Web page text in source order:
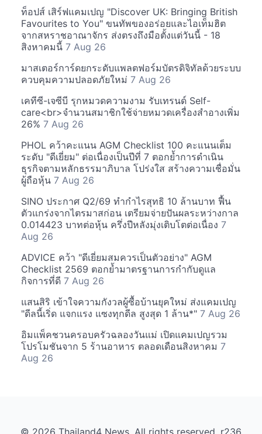
ท็อปส์ เสิร์ฟแคมเปญ "Discover UK: Bringing British
Favourites to You" ขนทัพของอร่อยและไอเท็มฮิต
จากสหราชอาณาจักร ส่งตรงถึงมือตั้งแต่วันนี้ - 18
สิงหาคมนี้ 7 Aug 26
มาสเตอร์การ์ดยกระดับแพลตฟอร์มบัตรดิจิทัลด้วยระบบ
ควบคุมความปลอดภัยใหม่ 7 Aug 26
เคทีซี-เจซีบี รุกหมวดความงาม รับเทรนด์ Self-
care<br>จำนวนสมาชิกใช้จ่ายหมวดเครื่องสำอางเพิ่ม
26% 7 Aug 26
PHOL คว้าคะแนน AGM Checklist 100 คะแนนเต็ม
ระดับ "ดีเยี่ยม" ต่อเนื่องเป็นปีที่ 7 ตอกย้ำการดำเนิน
ธุรกิจตามหลักธรรมาภิบาล โปร่งใส สร้างความเชื่อมั่น
ผู้ถือหุ้น 7 Aug 26
SINO ประกาศ Q2/69 ทำกำไรสุทธิ 10 ล้านบาท ฟื้น
ตัวแกร่งจากไตรมาสก่อน เตรียมจ่ายปันผลระหว่างกาล
0.014423 บาทต่อหุ้น ครึ่งปีหลังมุ่งเติบโตต่อเนื่อง 7
Aug 26
ADVICE คว้า "ดีเยี่ยมสมควรเป็นตัวอย่าง" AGM
Checklist 2569 ตอกย้ำมาตรฐานการกำกับดูแล
กิจการที่ดี 7 Aug 26
แสนสิริ เข้าใจความกังวลผู้ซื้อบ้านยุคใหม่ ส่งแคมเปญ
"ดีลนี้เริ่ด แจกแรง แซงทุกดีล สูงสุด 1 ล้าน*" 7 Aug 26
อิมแพ็คชวนครอบครัวฉลองวันแม่ เปิดแคมเปญรวม
โปรโมชันจาก 5 ร้านอาหาร ตลอดเดือนสิงหาคม 7
Aug 26
© 2026 Thailand4 News. All rights reserved. r236